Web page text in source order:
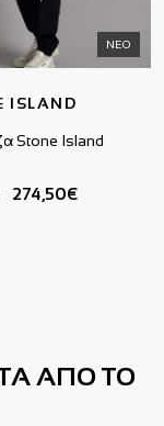
ΝΕΟ
ISLAND
Stone Island
274,50€
ΑΠΟ ΤΟ